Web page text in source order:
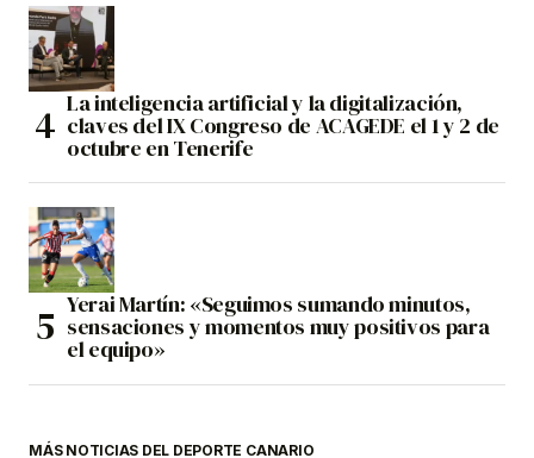
La inteligencia artificial y la digitalización,
claves del IX Congreso de ACAGEDE el 1 y 2 de
octubre en Tenerife
Yerai Martín: «Seguimos sumando minutos,
sensaciones y momentos muy positivos para
el equipo»
MÁS NOTICIAS DEL DEPORTE CANARIO